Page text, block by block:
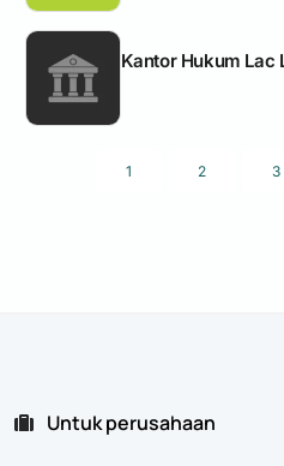
Kantor Hukum Lac
1 2 3
Untuk perusahaan